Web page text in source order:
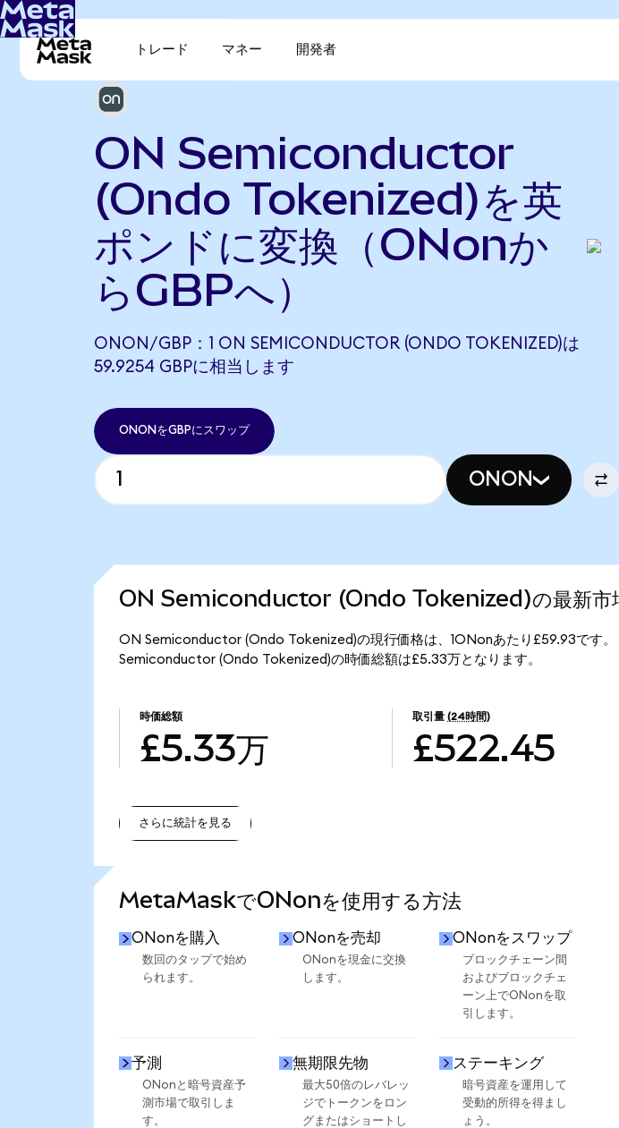
トレード マネー 開発者
ON Semiconductor
(Ondo Tokenized)を英
ポンドに変換（ONonか
らGBPへ）
ONON/GBP：1 ON SEMICONDUCTOR (ONDO TOKENIZED)は
59.9254 GBPに相当します
ONONをGBPにスワップ
ONON
ON Semiconductor (Ondo Tokenized)の最新市
ON Semiconductor (Ondo Tokenized)の現行価格は、1ONonあたり£59.93です
Semiconductor (Ondo Tokenized)の時価総額は£5.33万となります。
時価総額
£5.33万
取引量 (24時間)
£522.45
さらに統計を見る
MetaMaskでONonを使用する方法
ONonを購入
数回のタップで始め
られます。
ONonを売却
ONonを現金に交換
します。
ONonをスワップ
ブロックチェーン間
およびブロックチェ
ーン上でONonを取
引します。
予測
ONonと暗号資産予
測市場で取引しま
す。
無期限先物
最大50倍のレバレッ
ジでトークンをロン
グまたはショートし
ステーキング
暗号資産を運用して
受動的所得を得まし
ょう。